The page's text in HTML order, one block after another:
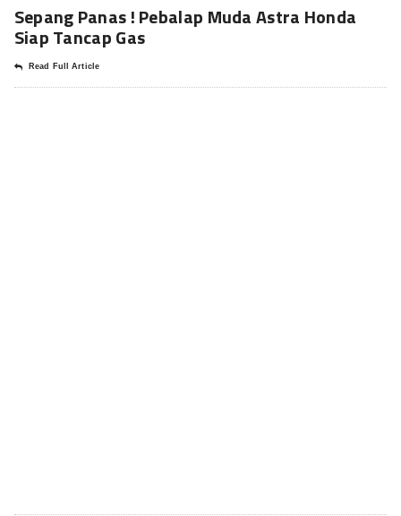
Sepang Panas ! Pebalap Muda Astra Honda
Siap Tancap Gas
Read Full Article